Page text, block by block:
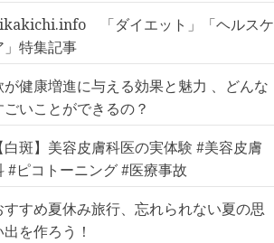
「ダイエット」「ヘルスケ
」特集記事
が健康増進に与える効果と魅力 、どんな
ごいことができるの？
白斑】美容皮膚科医の実体験 #美容皮膚
#ピコトーニング #医療事故
すすめ夏休み旅行、忘れられない夏の思
出を作ろう！